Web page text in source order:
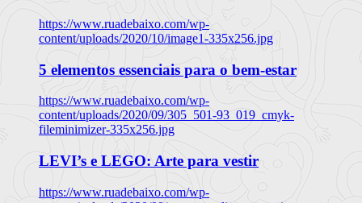
https://www.ruadebaixo.com/wp-
content/uploads/2020/10/image1-335x256.jpg
5 elementos essenciais para o bem-estar
https://www.ruadebaixo.com/wp-
content/uploads/2020/09/305_501-93_019_cmyk-
fileminimizer-335x256.jpg
LEVI’s e LEGO: Arte para vestir
https://www.ruadebaixo.com/wp-